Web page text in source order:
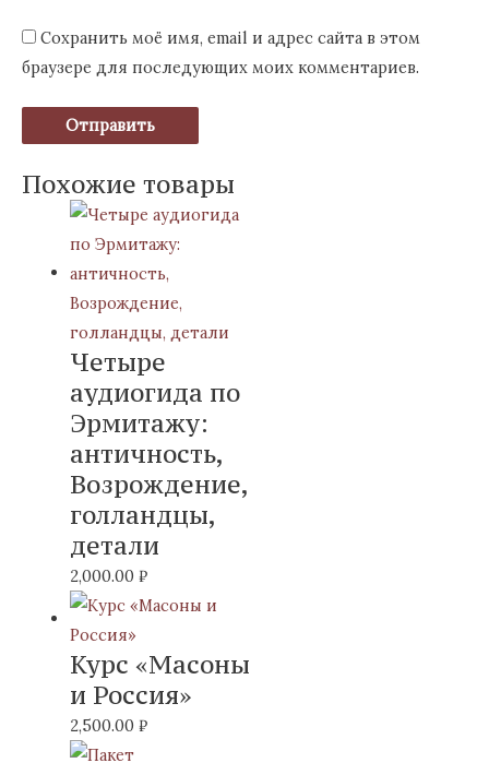
Сохранить моё имя, email и адрес сайта в этом
браузере для последующих моих комментариев.
Похожие товары
Четыре
аудиогида по
Эрмитажу:
античность,
Возрождение,
голландцы,
детали
2,000.00 ₽
Курс «Масоны
и Россия»
2,500.00 ₽